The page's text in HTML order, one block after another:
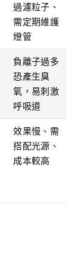
過濾粒子、
需定期維護
燈管
負離子過多
恐產生臭
氧，易刺激
呼吸道
效果慢、需
搭配光源、
成本較高